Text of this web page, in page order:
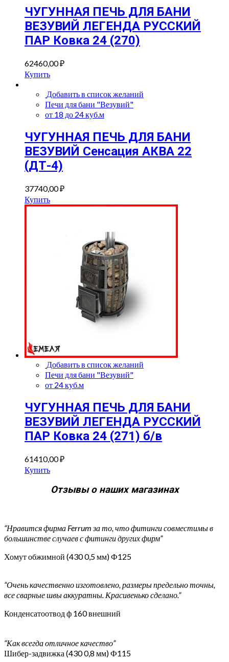
ЧУГУННАЯ ПЕЧЬ ДЛЯ БАНИ
ВЕЗУВИЙ ЛЕГЕНДА РУССКИЙ
ПАР Ковка 24 (270)
62460,00₽
Купить
Добавить в список желаний
Печи для бани "Везувий"
от 18 до 24 куб.м
ЧУГУННАЯ ПЕЧЬ ДЛЯ БАНИ
ВЕЗУВИЙ Сенсация АКВА 22
(ДТ-4)
37740,00₽
Купить
Добавить в список желаний
Печи для бани "Везувий"
от 24 куб.м
ЧУГУННАЯ ПЕЧЬ ДЛЯ БАНИ
ВЕЗУВИЙ ЛЕГЕНДА РУССКИЙ
ПАР Ковка 24 (271) б/в
61410,00₽
Купить
Отзывы о наших магазинах
“Нравится фирма Ferrum за то, что фитинги совместимы в
большинстве случаев с фитинги других фирм”
Хомут обжимной (430 0,5 мм) Ф125
“Очень качественно изготовлено, размеры предельно точны,
все сварные швы аккуратны. Красивенько сделано.”
Конденсатоотвод ф 160 внешний
“Как всегда отличное качество”
Шибер-задвижка (430 0,8 мм) Ф115